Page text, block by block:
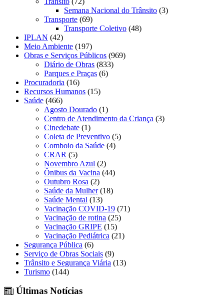
Semana Nacional do Trânsito (3)
Transporte (69)
Transporte Coletivo (48)
IPLAN (42)
Meio Ambiente (197)
Obras e Serviços Públicos (969)
Diário de Obras (833)
Parques e Praças (6)
Procuradoria (16)
Recursos Humanos (15)
Saúde (466)
Agosto Dourado (1)
Centro de Atendimento da Criança (3)
Cinedebate (1)
Coleta de Preventivo (5)
Comboio da Saúde (4)
CRAR (5)
Novembro Azul (2)
Ônibus da Vacina (44)
Outubro Rosa (2)
Saúde da Mulher(18)
Saúde Mental (13)
Vacinação COVID-19 (71)
Vacinação de rotina (25)
Vacinação GRIPE (15)
Vacinação Pediátrica (21)
Segurança Pública (6)
Serviço de Obras Sociais (9)
Trânsito e Segurança Viária (13)
Turismo (144)
Últimas Notícias